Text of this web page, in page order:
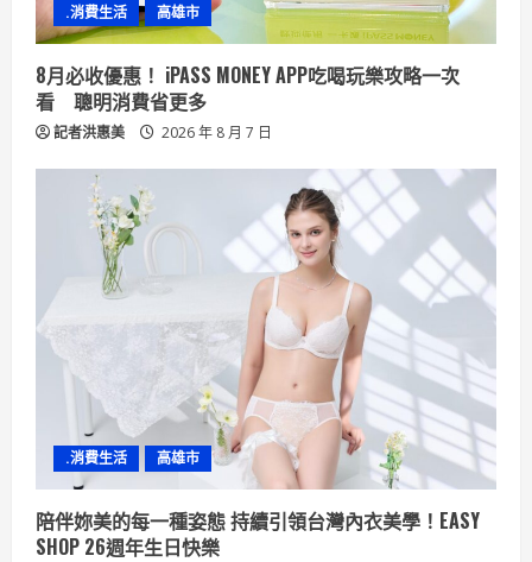
n
g
.消費生活 高雄市
8月必收優惠！ iPASS MONEY APP吃喝玩樂攻略一次
看 聰明消費省更多
記者洪惠美 2026 年 8 月 7 日
.消費生活 高雄市
陪伴妳美的每一種姿態 持續引領台灣內衣美學！EASY
SHOP 26週年生日快樂